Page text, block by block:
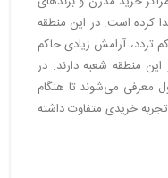
کرده است. در این منطقه
تردد، آرامش زیادی حاکم
منطقه شعبه دارند. در
معرفی می‌شوند تا هنگام
تجربه خریدی متفاوت داشته